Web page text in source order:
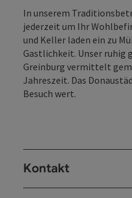
In unserem
jederzeit um Ihr
und Keller laden ein zu
Gastlichkeit. Unser ruhig
Greinburg vermittelt
Jahreszeit. Das
Besuch wert.
Kontakt